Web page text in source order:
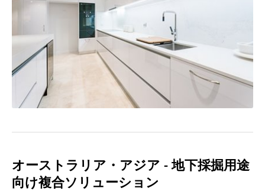
オーストラリア・アジア - 地下採掘用途
向け複合ソリューション